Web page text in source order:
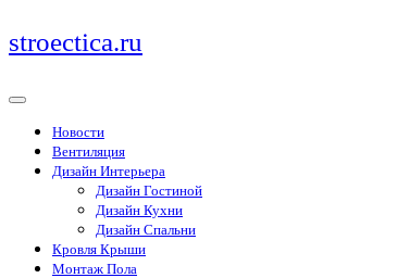
Перейти
к
stroectica.ru
Новости
Вентиляция
Дизайн Интерьера
Дизайн Гостиной
Дизайн Кухни
Дизайн Спальни
Кровля Крыши
Монтаж Пола